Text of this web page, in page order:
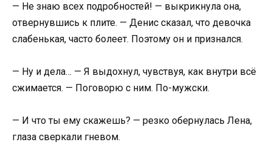
— Не знаю всех подробностей! — выкрикнула она,
отвернувшись к плите. — Денис сказал, что девочка
слабенькая, часто болеет. Поэтому он и признался.
— Ну и дела… — Я выдохнул, чувствуя, как внутри всё
сжимается. — Поговорю с ним. По-мужски.
— И что ты ему скажешь? — резко обернулась Лена,
глаза сверкали гневом.